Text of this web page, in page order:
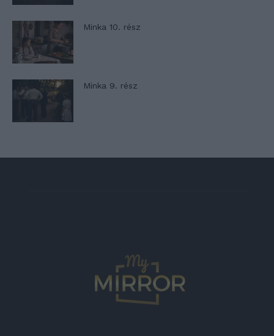
Minka 10. rész
Minka 9. rész